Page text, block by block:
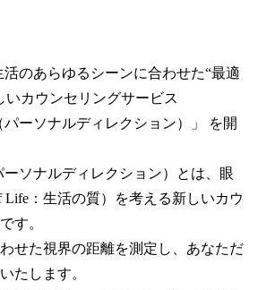
のあらゆるシーンに合わせた“最適
いカウンセリングサービス
パーソナルディレクション）」 を開
ーソナルディレクション）とは、眼
Life：生活の質）を考える新しいカウ
す。
せた視界の距離を測定し、あなただ
たします。